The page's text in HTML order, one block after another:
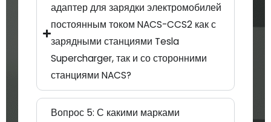
адаптер для зарядки электромобилей
постоянным током NACS-CCS2 как с
зарядными станциями Tesla
Supercharger, так и со сторонними
станциями NACS?
Вопрос 5: С какими марками